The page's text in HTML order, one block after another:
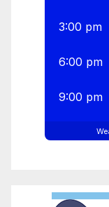
3:00 pm
6:00 pm
9:00 pm